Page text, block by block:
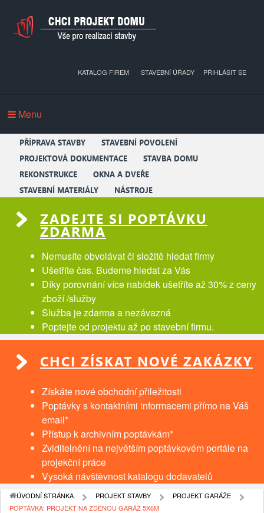
PŘIHLÁSIT SE
KATALOG FIREM STAVEBNÍ ÚŘADY
Menu
PŘÍPRAVA STAVBY
STAVEBNÍ POVOLENÍ
PROJEKTOVÁ DOKUMENTACE
STAVBA DOMU
REKONSTRUKCE
OKNA A DVEŘE
STAVEBNÍ MATERIÁLY
NÁSTROJE
ZADEJTE SI POPTÁVKU
ZDARMA
Nemusíte obvolávat či složitě hledat firmy
Ušetříte čas. Budeme hledat za Vás
Díky porovnání více nabídek ušetříte až 30% z ceny
zboží /služby
Služba je zdarma a nezávazná
Poptejte od projektu až po stavební firmu.
CHCI ZÍSKAT NOVÉ ZAKÁZKY
Získáte nové obchodní přiležitosti
Poptávky s kontaktními informacemi přímo na Váš
email*
Přístup k archivním poptávkám*
Zviditelnění na největším poptávkovém portále na
projekční práce
Vysoká návštěvnost katalogu dodavatelů
ÚVODNÍ STRÁNKA PROJEKT STAVBY
PROJEKT GARÁŽE
POPTÁVKA: PROJEKT NA ZDĚNOU GARÁŽ 5X6M